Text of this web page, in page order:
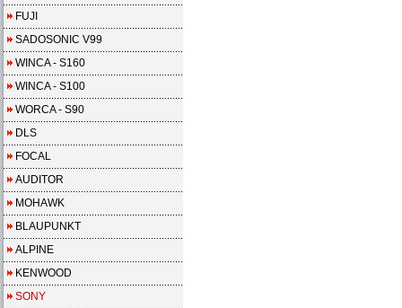
FUJI
SADOSONIC V99
WINCA - S160
WINCA - S100
WORCA - S90
DLS
FOCAL
AUDITOR
MOHAWK
BLAUPUNKT
ALPINE
KENWOOD
SONY